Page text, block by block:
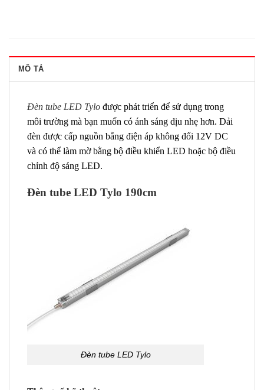
MÔ TẢ
Đèn tube LED Tylo được phát triển để sử dụng trong
môi trường mà bạn muốn có ánh sáng dịu nhẹ hơn. Dải
đèn được cấp nguồn bằng điện áp không đổi 12V DC
và có thể làm mờ bằng bộ điều khiển LED hoặc bộ điều
chỉnh độ sáng LED.
Đèn tube LED Tylo 190cm
Đèn tube LED Tylo